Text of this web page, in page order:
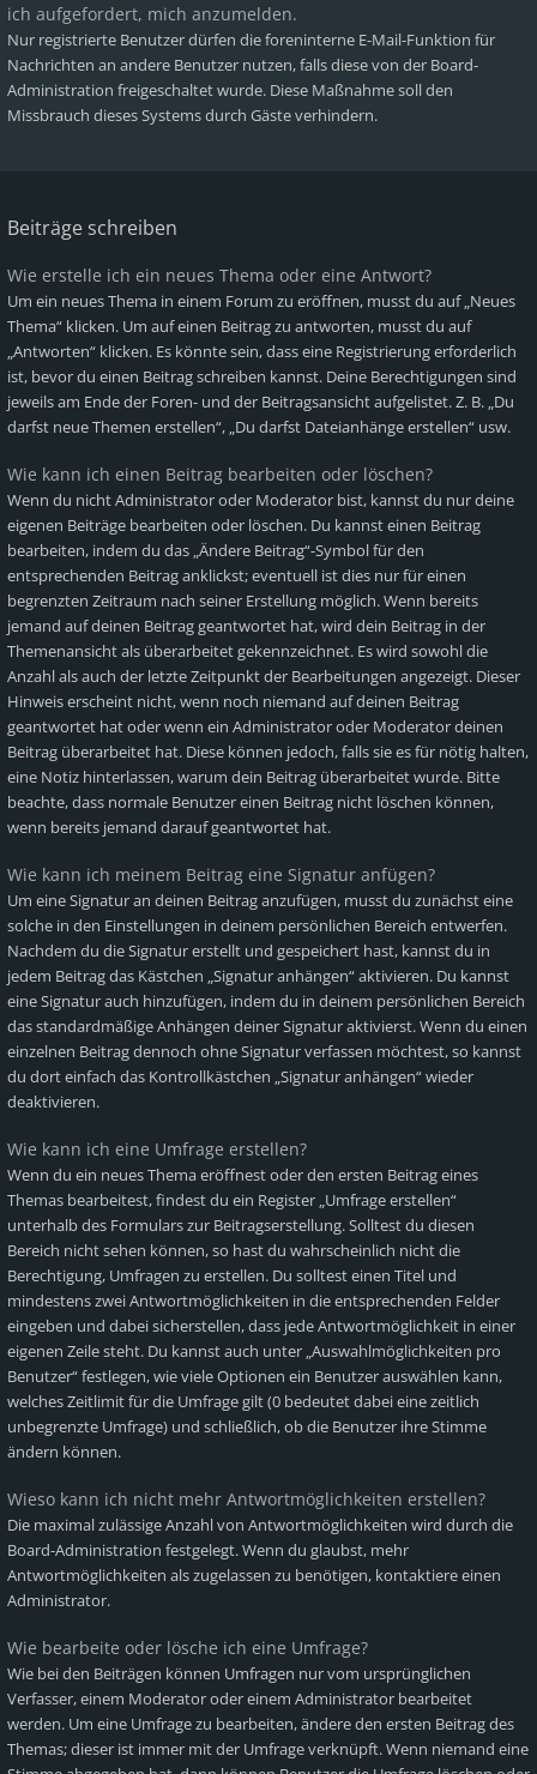
ich aufgefordert, mich anzumelden.
Nur registrierte Benutzer dürfen die foreninterne E-Mail-Funktion für
Nachrichten an andere Benutzer nutzen, falls diese von der Board-
Administration freigeschaltet wurde. Diese Maßnahme soll den
Missbrauch dieses Systems durch Gäste verhindern.
Beiträge schreiben
Wie erstelle ich ein neues Thema oder eine Antwort?
Um ein neues Thema in einem Forum zu eröffnen, musst du auf „Neues
Thema“ klicken. Um auf einen Beitrag zu antworten, musst du auf
„Antworten“ klicken. Es könnte sein, dass eine Registrierung erforderlich
ist, bevor du einen Beitrag schreiben kannst. Deine Berechtigungen sind
jeweils am Ende der Foren- und der Beitragsansicht aufgelistet. Z. B. „Du
darfst neue Themen erstellen“, „Du darfst Dateianhänge erstellen“ usw.
Wie kann ich einen Beitrag bearbeiten oder löschen?
Wenn du nicht Administrator oder Moderator bist, kannst du nur deine
eigenen Beiträge bearbeiten oder löschen. Du kannst einen Beitrag
bearbeiten, indem du das „Ändere Beitrag“-Symbol für den
entsprechenden Beitrag anklickst; eventuell ist dies nur für einen
begrenzten Zeitraum nach seiner Erstellung möglich. Wenn bereits
jemand auf deinen Beitrag geantwortet hat, wird dein Beitrag in der
Themenansicht als überarbeitet gekennzeichnet. Es wird sowohl die
Anzahl als auch der letzte Zeitpunkt der Bearbeitungen angezeigt. Dieser
Hinweis erscheint nicht, wenn noch niemand auf deinen Beitrag
geantwortet hat oder wenn ein Administrator oder Moderator deinen
Beitrag überarbeitet hat. Diese können jedoch, falls sie es für nötig halten,
eine Notiz hinterlassen, warum dein Beitrag überarbeitet wurde. Bitte
beachte, dass normale Benutzer einen Beitrag nicht löschen können,
wenn bereits jemand darauf geantwortet hat.
Wie kann ich meinem Beitrag eine Signatur anfügen?
Um eine Signatur an deinen Beitrag anzufügen, musst du zunächst eine
solche in den Einstellungen in deinem persönlichen Bereich entwerfen.
Nachdem du die Signatur erstellt und gespeichert hast, kannst du in
jedem Beitrag das Kästchen „Signatur anhängen“ aktivieren. Du kannst
eine Signatur auch hinzufügen, indem du in deinem persönlichen Bereich
das standardmäßige Anhängen deiner Signatur aktivierst. Wenn du einen
einzelnen Beitrag dennoch ohne Signatur verfassen möchtest, so kannst
du dort einfach das Kontrollkästchen „Signatur anhängen“ wieder
deaktivieren.
Wie kann ich eine Umfrage erstellen?
Wenn du ein neues Thema eröffnest oder den ersten Beitrag eines
Themas bearbeitest, findest du ein Register „Umfrage erstellen“
unterhalb des Formulars zur Beitragserstellung. Solltest du diesen
Bereich nicht sehen können, so hast du wahrscheinlich nicht die
Berechtigung, Umfragen zu erstellen. Du solltest einen Titel und
mindestens zwei Antwortmöglichkeiten in die entsprechenden Felder
eingeben und dabei sicherstellen, dass jede Antwortmöglichkeit in einer
eigenen Zeile steht. Du kannst auch unter „Auswahlmöglichkeiten pro
Benutzer“ festlegen, wie viele Optionen ein Benutzer auswählen kann,
welches Zeitlimit für die Umfrage gilt (0 bedeutet dabei eine zeitlich
unbegrenzte Umfrage) und schließlich, ob die Benutzer ihre Stimme
ändern können.
Wieso kann ich nicht mehr Antwortmöglichkeiten erstellen?
Die maximal zulässige Anzahl von Antwortmöglichkeiten wird durch die
Board-Administration festgelegt. Wenn du glaubst, mehr
Antwortmöglichkeiten als zugelassen zu benötigen, kontaktiere einen
Administrator.
Wie bearbeite oder lösche ich eine Umfrage?
Wie bei den Beiträgen können Umfragen nur vom ursprünglichen
Verfasser, einem Moderator oder einem Administrator bearbeitet
werden. Um eine Umfrage zu bearbeiten, ändere den ersten Beitrag des
Themas; dieser ist immer mit der Umfrage verknüpft. Wenn niemand eine